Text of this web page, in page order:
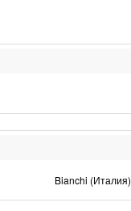
Bianchi (Италия)